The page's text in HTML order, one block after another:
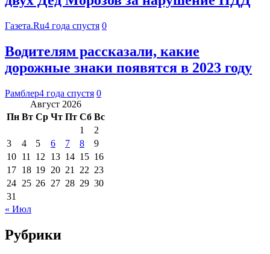
Газета.Ru4 года спустя 0
Водителям рассказали, какие
дорожные знаки появятся в 2023 году
Рамблер4 года спустя 0
Август 2026
Пн Вт Ср Чт Пт Сб Вс
1
2
3
4 5 6 7 8
9
10 11 12 13 14 15 16
17 18 19 20 21 22 23
24 25 26 27 28 29 30
31
« Июл
Рубрики